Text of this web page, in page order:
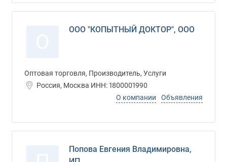
ООО "КОПЫТНЫЙ ДОКТОР", ООО
Оптовая торговля, Производитель, Услуги
Россия, Москва ИНН: 1800001990
О компании
Объявления
Попова Евгения Владимировна,